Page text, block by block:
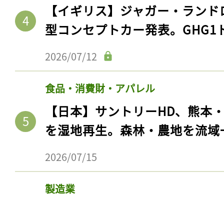
【イギリス】ジャガー・ラン
型コンセプトカー発表。GHG1
2026/07/12
食品・消費財・アパレル
【日本】サントリーHD、熊本
を湿地再生。森林・農地を流
2026/07/15
製造業
記事をお気に入りに
ログイン
会員登録